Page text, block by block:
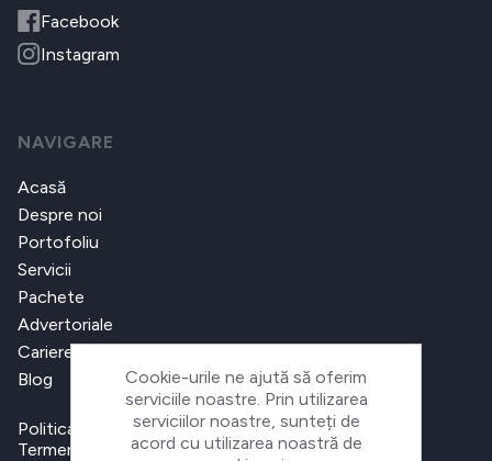
Facebook
Instagram
NAVIGARE
Acasă
Despre noi
Portofoliu
Servicii
Pachete
Advertoriale
Cariere
Blog
Politica de confidențialitate
Termeni și condiții
Cookie-urile ne ajută să oferim
serviciile noastre. Prin utilizarea
serviciilor noastre, sunteți de
acord cu utilizarea noastră de